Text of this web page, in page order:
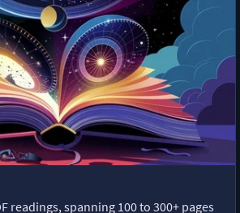
readings, spanning 100 to 300+ pages